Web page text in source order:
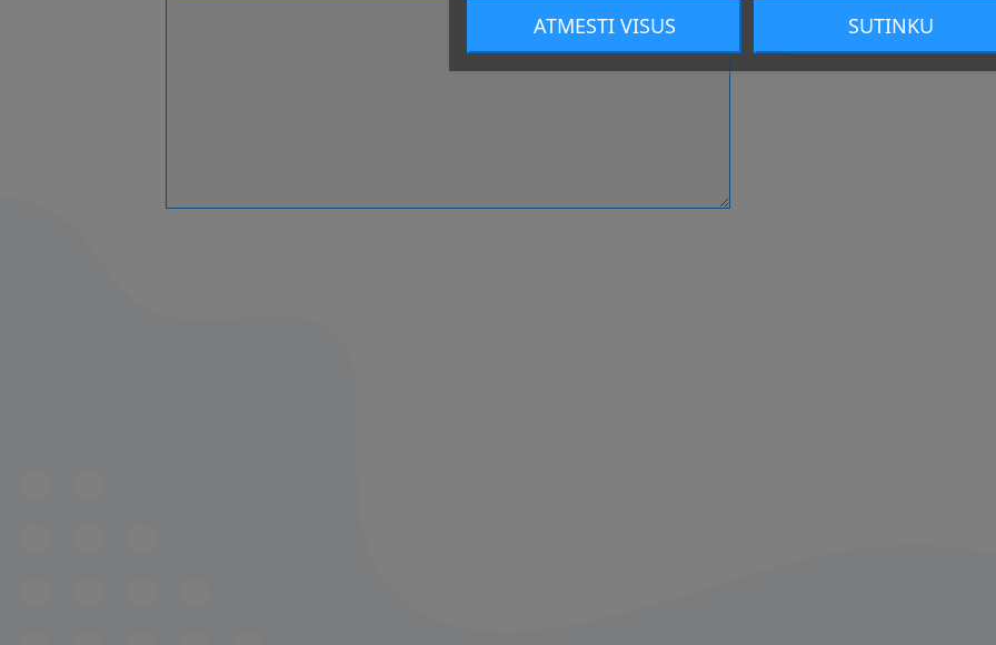
ATMESTI VISUS SUTINKU